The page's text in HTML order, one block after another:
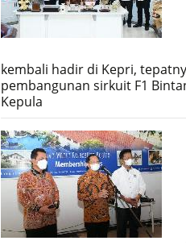
kembali hadir di Kepri,
pembangunan sirkuit F1
Kepula